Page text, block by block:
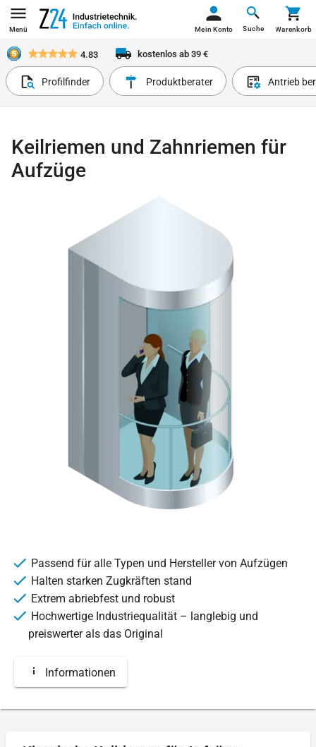
Menü Suche
Mein Konto Warenkorb
4.83 kostenlos ab 39 €
Profilfinder Produktberater Antrieb
Keilriemen und Zahnriemen für
Aufzüge
Passend für alle Typen und Hersteller von Aufzügen
Halten starken Zugkräften stand
Extrem abriebfest und robust
Hochwertige Industriequalität – langlebig und
preiswerter als das Original
Informationen